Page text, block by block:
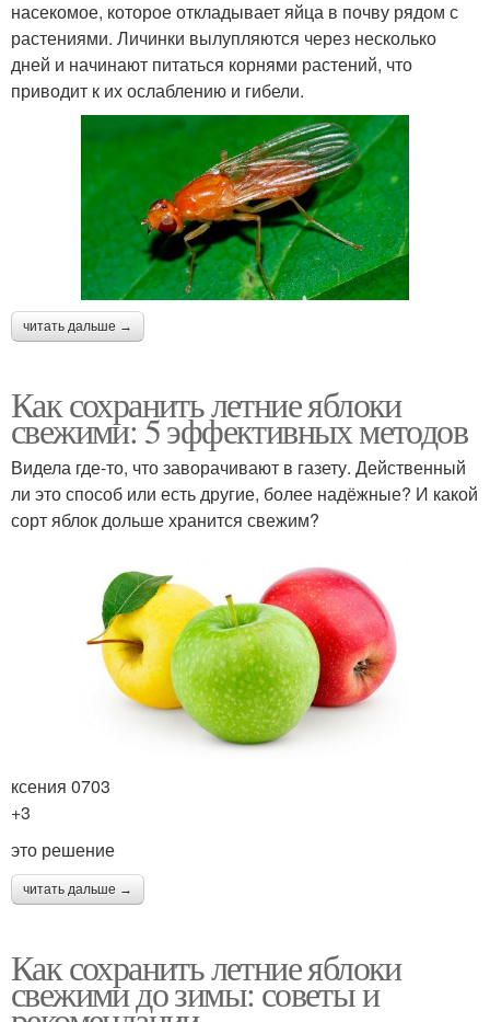
насекомое, которое откладывает яйца в почву рядом с
растениями. Личинки вылупляются через несколько
дней и начинают питаться корнями растений, что
приводит к их ослаблению и гибели.
читать дальше →
Как сохранить летние яблоки
свежими: 5 эффективных методов
Видела где-то, что заворачивают в газету. Действенный
ли это способ или есть другие, более надёжные? И какой
сорт яблок дольше хранится свежим?
ксения 0703
+3
это решение
читать дальше →
Как сохранить летние яблоки
свежими до зимы: советы и